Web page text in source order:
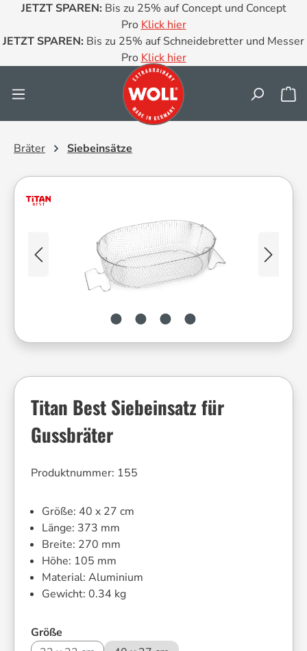
Zum Hauptinhalt springen
JETZT SPAREN: Bis zu 25% auf Concept und Concept
Pro Klick hier
JETZT SPAREN: Bis zu 25% auf Schneidebretter und Messer
Pro Klick hier
Bräter Siebeinsätze
Titan Best Siebeinsatz für
Gussbräter
Produktnummer: 155
Größe: 40 x 27 cm
Länge: 373 mm
Breite: 270 mm
Höhe: 105 mm
Material: Aluminium
Gewicht: 0.34 kg
Größe